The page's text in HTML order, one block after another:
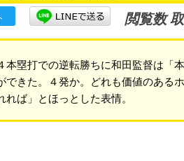
閲覧数
本塁打での逆転勝ちに和田監督は「
できた。４発か。どれも価値のある
れば」とほっとした表情。